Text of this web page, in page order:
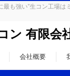
に最も強い”生コン工
ン 有限会
会社概要